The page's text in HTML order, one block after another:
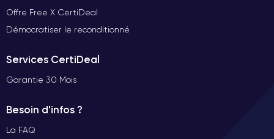
Offre Free X CertiDeal
Démocratiser le reconditionné
Services CertiDeal
Garantie 30 Mois
Besoin d'infos ?
La FAQ